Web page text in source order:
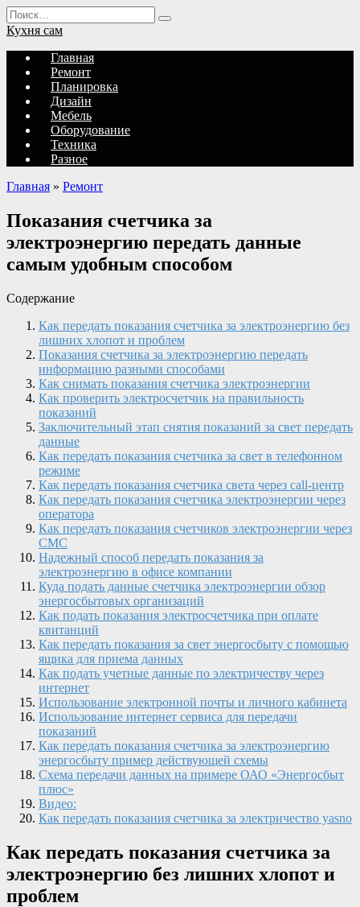
Перейти
к
содержанию
Search
for:
Кухня сам
Главная
Ремонт
Планировка
Дизайн
Мебель
Оборудование
Техника
Разное
Главная » Ремонт
Показания счетчика за
электроэнергию передать данные
самым удобным способом
Содержание
Как передать показания счетчика за электроэнергию без
лишних хлопот и проблем
Показания счетчика за электроэнергию передать
информацию разными способами
Как снимать показания счетчика электроэнергии
Как проверить электросчетчик на правильность
показаний
Заключительный этап снятия показаний за свет передать
данные
Как передать показания счетчика за свет в телефонном
режиме
Как передать показания счетчика света через call-центр
Как передать показания счетчика электроэнергии через
оператора
Как передать показания счетчиков электроэнергии через
СМС
Надежный способ передать показания за
электроэнергию в офисе компании
Куда подать данные счетчика электроэнергии обзор
энергосбытовых организаций
Как подать показания электросчетчика при оплате
квитанций
Как передать показания за свет энергосбыту с помощью
ящика для приема данных
Как подать учетные данные по электричеству через
интернет
Использование электронной почты и личного кабинета
Использование интернет сервиса для передачи
показаний
Как передать показания счетчика за электроэнергию
энергосбыту пример действующей схемы
Схема передачи данных на примере ОАО «Энергосбыт
плюс»
Видео:
Как передать показания счетчика за электричество yasno
Как передать показания счетчика за
электроэнергию без лишних хлопот и
проблем